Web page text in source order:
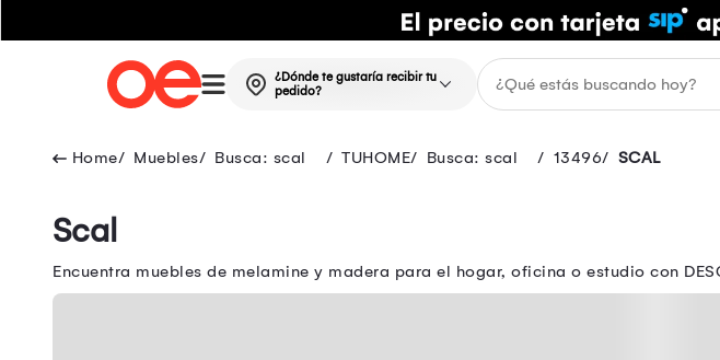
¿Dónde te gustaría recibir tu
pedido?
Muebles Busca: scal TUHOME Busca: scal 13496 SCAL
Scal
Encuentra muebles de melamine y madera para el hogar, oficina o estudio con